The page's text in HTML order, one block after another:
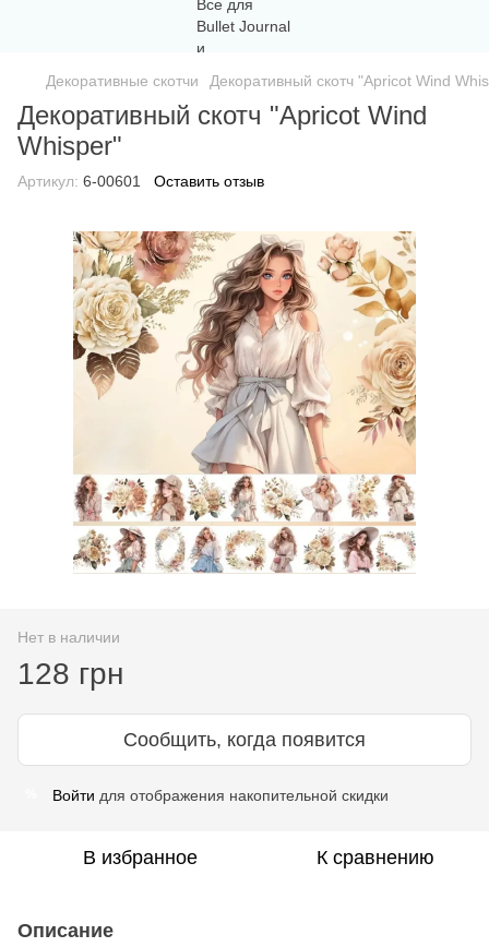
Декоративные скотчи Декоративный скотч "Apricot Wind
Декоративный скотч "Apricot Wind
Whisper"
Артикул: 6-00601 Оставить отзыв
Нет в наличии
128 грн
Сообщить, когда появится
Войти для отображения накопительной скидки
В избранное К сравнению
Описание